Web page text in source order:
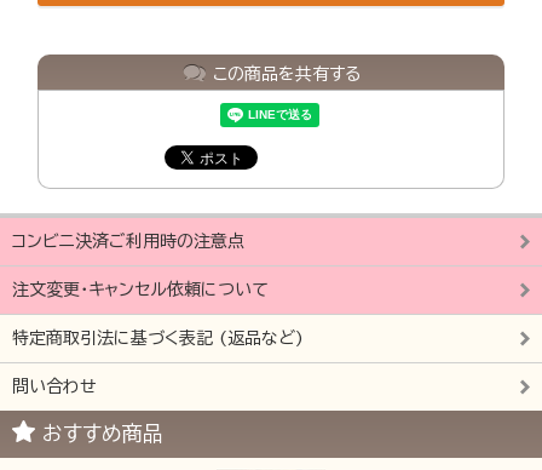
この商品を共有する
コンビニ決済ご利用時の注意点
注文変更・キャンセル依頼について
特定商取引法に基づく表記 (返品など)
問い合わせ
おすすめ商品